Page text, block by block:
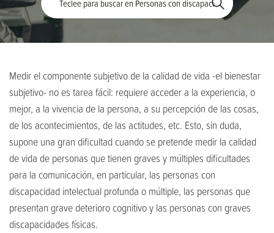
Medir el componente subjetivo de la calidad de vida -el bienestar
subjetivo- no es tarea fácil: requiere acceder a la experiencia, o
mejor, a la vivencia de la persona, a su percepción de las cosas,
de los acontecimientos, de las actitudes, etc. Esto, sin duda,
supone una gran dificultad cuando se pretende medir la calidad
de vida de personas que tienen graves y múltiples dificultades
para la comunicación, en particular, las personas con
discapacidad intelectual profunda o múltiple, las personas que
presentan grave deterioro cognitivo y las personas con graves
discapacidades físicas.